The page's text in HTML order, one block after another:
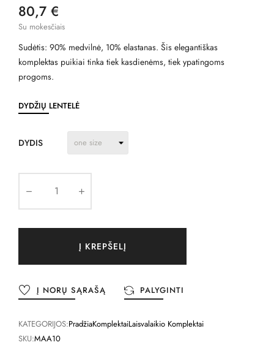
80,7 €
Su mokesčiais
Sudėtis: 90% medvilnė, 10% elastanas. Šis elegantiškas
komplektas puikiai tinka tiek kasdienėms, tiek ypatingoms
progoms.
DYDŽIŲ LENTELĖ
DYDIS
Į KREPŠELĮ
Į NORŲ SĄRAŠĄ PALYGINTI
KATEGORIJOS:PradžiaKomplektaiLaisvalaikio Komplektai
SKU:MAA10